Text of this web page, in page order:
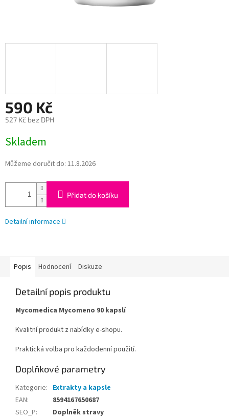
590 Kč
527 Kč bez DPH
cena:
Skladem
Můžeme doručit do: 11.8.2026
Přidat do košíku
Detailní informace
Popis Hodnocení Diskuze
Detailní popis produktu
Mycomedica Mycomeno 90 kapslí
Kvalitní produkt z nabídky e-shopu.
Praktická volba pro každodenní použití.
Doplňkové parametry
Kategorie: Extrakty a kapsle
EAN:
8594167650687
SEO_P:
Doplněk stravy